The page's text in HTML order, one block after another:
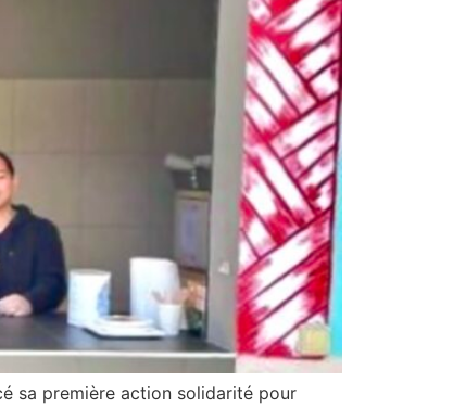
sa première action solidarité pour